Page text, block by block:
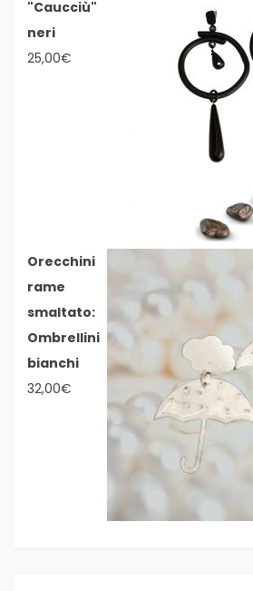
"Caucciù"
neri
25,00€
Orecchini
rame
smaltato:
Ombrellini
bianchi
32,00€